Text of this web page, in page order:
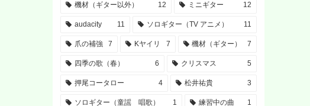
機材（ギター以外） 12 ミニギター 12
audacity 11 ソロギター（TV アニメ） 11
爪の補強 7 Kヤイリ 7 機材（ギター） 7
四季の歌（春） 6 クリスマス 5
押尾コータロー 4 松井祐貴 3
ソロギター（童謡 唱歌） 1 練習中の曲 1